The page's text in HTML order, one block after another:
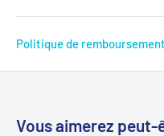
Politique de remboursement
Vous aimerez peut-